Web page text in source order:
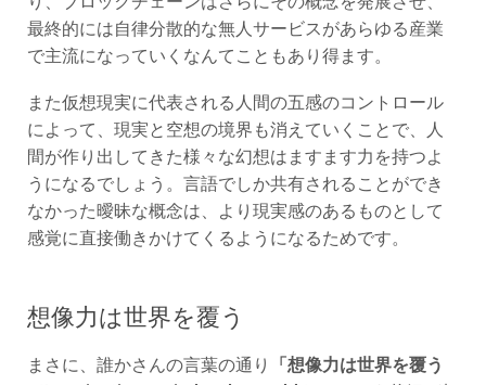
最終的には自律分散的な無人サービスがあらゆる産業
で主流になっていくなんてこともあり得ます。
また仮想現実に代表される人間の五感のコントロール
によって、現実と空想の境界も消えていくことで、人
間が作り出してきた様々な幻想はますます力を持つよ
うになるでしょう。言語でしか共有されることができ
なかった曖昧な概念は、より現実感のあるものとして
感覚に直接働きかけてくるようになるためです。
想像力は世界を覆う
まさに、誰かさんの言葉の通り 「想像力は世界を覆う
（Imagination encircles the world.）」という状況が加